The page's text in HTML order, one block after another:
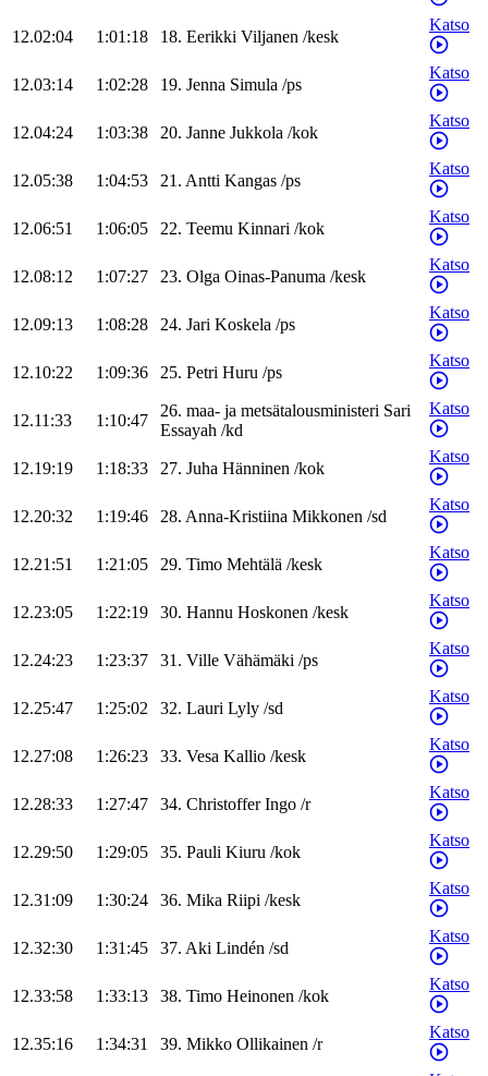
12.02:04 1:01:18 18. Eerikki Viljanen /kesk
Katso
12.03:14 1:02:28 19. Jenna Simula /ps
Katso
12.04:24 1:03:38 20. Janne Jukkola /kok
Katso
12.05:38 1:04:53 21. Antti Kangas /ps
Katso
12.06:51 1:06:05 22. Teemu Kinnari /kok
Katso
12.08:12 1:07:27 23. Olga Oinas-Panuma /kesk
Katso
12.09:13 1:08:28 24. Jari Koskela /ps
Katso
12.10:22 1:09:36 25. Petri Huru /ps
Katso
12.11:33 1:10:47
26. maa- ja metsätalousministeri Sari
Essayah /kd
Katso
12.19:19 1:18:33 27. Juha Hänninen /kok
Katso
12.20:32 1:19:46 28. Anna-Kristiina Mikkonen /sd
Katso
12.21:51 1:21:05 29. Timo Mehtälä /kesk
Katso
12.23:05 1:22:19 30. Hannu Hoskonen /kesk
Katso
12.24:23 1:23:37 31. Ville Vähämäki /ps
Katso
12.25:47 1:25:02 32. Lauri Lyly /sd
Katso
12.27:08 1:26:23 33. Vesa Kallio /kesk
Katso
12.28:33 1:27:47 34. Christoffer Ingo /r
Katso
12.29:50 1:29:05 35. Pauli Kiuru /kok
Katso
12.31:09 1:30:24 36. Mika Riipi /kesk
Katso
12.32:30 1:31:45 37. Aki Lindén /sd
Katso
12.33:58 1:33:13 38. Timo Heinonen /kok
Katso
12.35:16 1:34:31 39. Mikko Ollikainen /r
Katso